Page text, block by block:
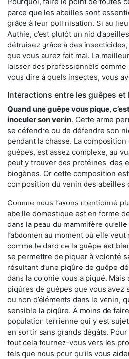
parce que les abeilles sont
grâce à leur pollinisation. Si au lieu
Authie, c’est plutôt un nid
détruisez grâce à des insecticides,
que vous aurez fait mal. La
laisser des professionnels
vous dire à quels insectes, vous
Interactions entre les guêpes et
Quand une guêpe vous pique,
inoculer son venin. Cette arme
se défendre ou de défendre son
pendant la chasse. La
guêpes, est assez complexe, au
peut y trouver des protéines, des
biogènes. Or cette composition
composition du venin des abeilles
Comme nous l’avons mentionné
abeille domestique est en forme
dans la peau du mammifère
l’abdomen au moment où elle veut
comme le dard de la guêpe est
se permettre de piquer à volonté
résultant d’une piqûre de guêpe
dans la colonie vous a piqué. Mais
piqûres de guêpes que vous avez
ou non d’éléments dans le venin,
sensible la piqûre. À moins de
population terrienne qui y est
en sortir sans grands dégâts.
tout cela tournez-vous vers les
tels que nous pour qu’ils vous